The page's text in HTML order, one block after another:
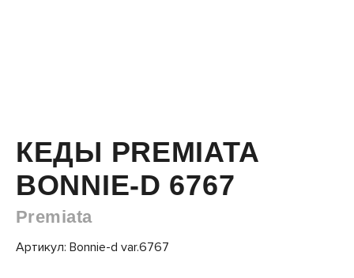
КЕДЫ PREMIATA
BONNIE-D 6767
Premiata
Артикул: Bonnie-d var.6767